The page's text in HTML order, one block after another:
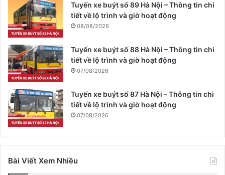
Tuyến xe buýt số 89 Hà Nội – Thông tin chi
tiết về lộ trình và giờ hoạt động
08/08/2026
Tuyến xe buýt số 88 Hà Nội – Thông tin chi
tiết về lộ trình và giờ hoạt động
07/08/2026
Tuyến xe buýt số 87 Hà Nội – Thông tin chi
tiết về lộ trình và giờ hoạt động
07/08/2026
Bài Viết Xem Nhiều